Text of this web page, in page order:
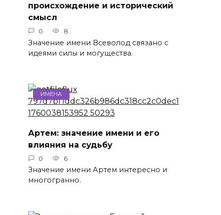
происхождение и исторический
смысл
0 8
Значение имени Всеволод связано с
идеями силы и могущества.
ИМЕНА
Артем: значение имени и его
влияния на судьбу
0 6
Значение имени Артем интересно и
многогранно.